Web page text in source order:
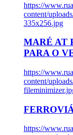
https://
content/
335x256.jpg
MARÉ AT
PARA O
https://
content/
https://